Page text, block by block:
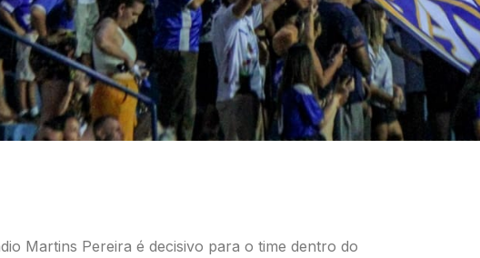
Martins Pereira é decisivo para o time dentro do